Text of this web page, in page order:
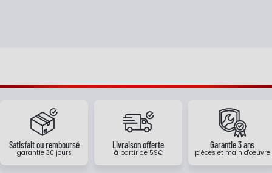
Satisfait ou remboursé
garantie 30 jours
Livraison offerte
à partir de 59€
Garantie 3 ans
pièces et main d'oeuvre